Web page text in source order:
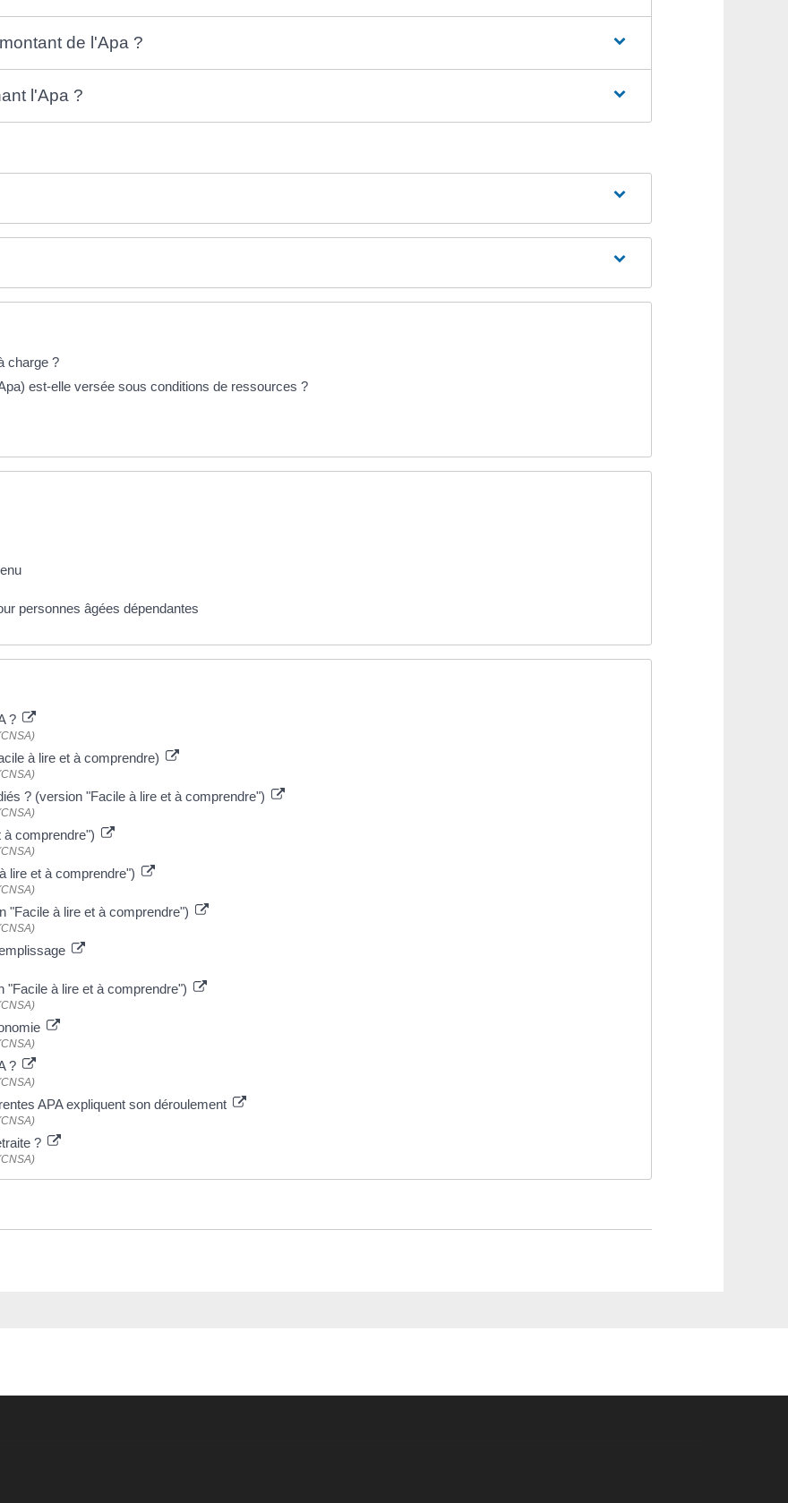
de l'Apa ?
l'Apa ?
charge ?
est-elle versée sous conditions de ressources ?
personnes âgées dépendantes
?
à lire et à comprendre)
? (version "Facile à lire et à comprendre")
à comprendre")
lire et à comprendre")
"Facile à lire et à comprendre")
"Facile à lire et à comprendre")
?
APA expliquent son déroulement
?